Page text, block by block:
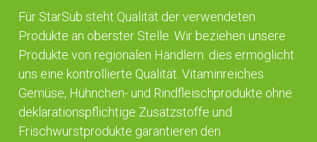
Für StarSub steht Qualität der verwendeten
Produkte an oberster Stelle. Wir beziehen unsere
Produkte von regionalen Händlern. dies ermöglicht
uns eine kontrollierte Qualität. Vitaminreiches
Gemüse, Hühnchen- und Rindfleischprodukte ohne
deklarationspflichtige Zusatzstoffe und
Frischwurstprodukte garantieren den